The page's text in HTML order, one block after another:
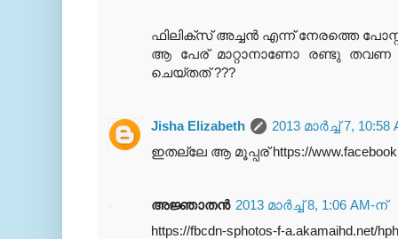
ഫിലിക്സ് അച്ചന്‍ എന്ന് നേരത്തെ
ആ പേര് മാറ്റാനാണോ രണ്ടു തവണ
ചെയ്തത് ???
Jisha Elizabeth
2013 മാർച്ച് 7,
ഇതല്ലേ ആ മൂപ്പര് https://
അജ്ഞാതന്‍ 2013 മാർച്ച് 8, 1:06 AM-ന്
https://fbcdn-sphotos-f-a.akamaihd.net/